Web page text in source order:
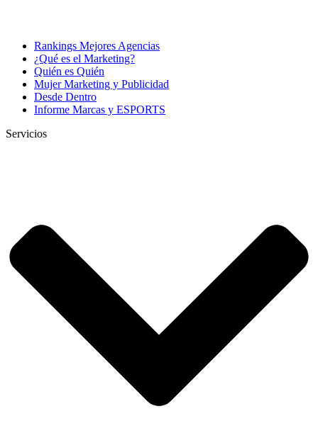
Rankings Mejores Agencias
¿Qué es el Marketing?
Quién es Quién
Mujer Marketing y Publicidad
Desde Dentro
Informe Marcas y ESPORTS
Servicios